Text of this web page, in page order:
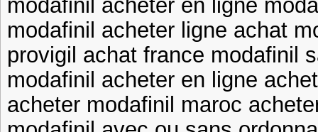
modafinil acheter en ligne
modafinil acheter ligne achat
provigil achat france modafinil
modafinil acheter en ligne
acheter modafinil maroc